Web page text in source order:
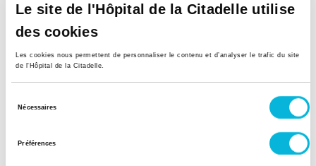
Le site de l'Hôpital de la Citadelle utilise
des cookies
Les cookies nous permettent de personnaliser le contenu et d’analyser le trafic du site
de l'Hôpital de la Citadelle.
Nécessaires
Préférences
Matin
Après-midi
Jeudi
Matin